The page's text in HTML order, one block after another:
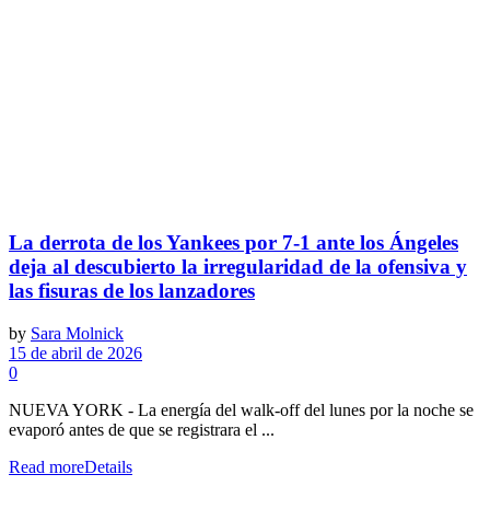
La derrota de los Yankees por 7-1 ante los Ángeles
deja al descubierto la irregularidad de la ofensiva y
las fisuras de los lanzadores
by Sara Molnick
15 de abril de 2026
0
NUEVA YORK - La energía del walk-off del lunes por la noche se
evaporó antes de que se registrara el ...
Read moreDetails